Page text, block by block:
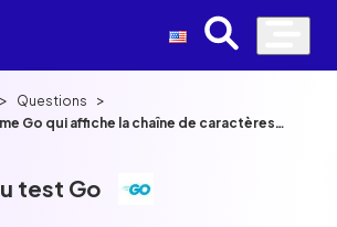
> Questions >
Go qui affiche la chaîne de caractères
test Go